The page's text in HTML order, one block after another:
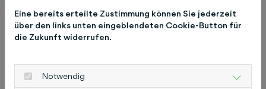
Previous
Next
Eine bereits erteilte Zustimmung können Sie jederzeit
über den links unten eingeblendeten Cookie-Button für
die Zukunft widerrufen.
Notwendig